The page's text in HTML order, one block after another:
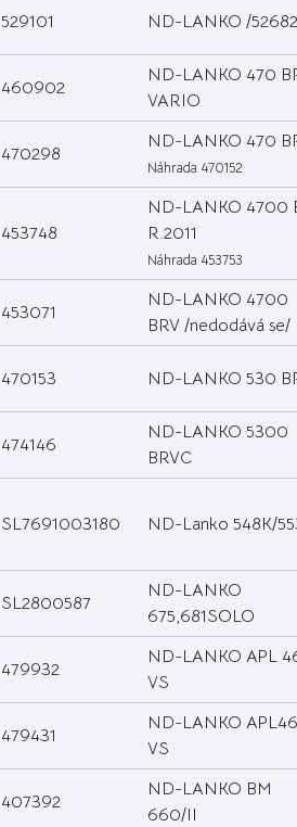
529101 ND-LANKO /
460902
ND-LANKO 470
VARIO
470298
ND-LANKO 470
Náhrada 470152
453748
ND-LANKO 4700
R.2011
Náhrada 453753
453071
ND-LANKO 4700
BRV /nedodává se/
470153 ND-LANKO 530
474146
ND-LANKO 5300
BRVC
SL7691003180 ND-Lanko 548K/
SL2800587
ND-LANKO
675,681SOLO
479932
ND-LANKO APL
VS
479431
ND-LANKO
VS
407392
ND-LANKO BM
660/II